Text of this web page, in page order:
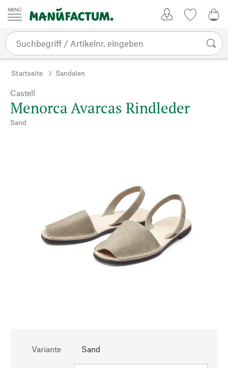
Zum Inhalt springen
Startseite Sandalen
Castell
Menorca Avarcas Rindleder
Sand
Variante Sand